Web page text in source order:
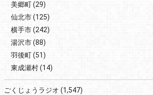
美郷町(29)
仙北市(125)
横手市(242)
湯沢市(88)
羽後町(51)
東成瀬村(14)
ごくじょうラジオ (1,547)